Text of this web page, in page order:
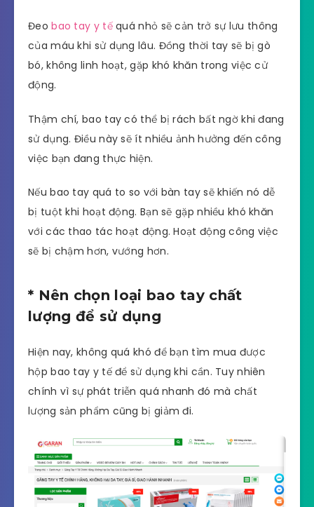
Đeobao tay y tếquá nhỏ sẽ cản trở sự lưu thông
của máu khi sử dụng lâu. Đồng thời tay sẽ bị gò
bó, không linh hoạt, gặp khó khăn trong việc cử
động.
Thậm chí, bao tay có thể bị rách bất ngờ khi đang
sử dụng. Điều này sẽ ít nhiều ảnh hưởng đến công
việc bạn đang thực hiện.
Nếu bao tay quá to so với bàn tay sẽ khiến nó dễ
bị tuột khi hoạt động. Bạn sẽ gặp nhiều khó khăn
với các thao tác hoạt động. Hoạt động công việc
sẽ bị chậm hơn, vướng hơn.
* Nên chọn loại bao tay chất
lượng để sử dụng
Hiện nay, không quá khó để bạn tìm mua được
hộp bao tay y tế để sử dụng khi cần. Tuy nhiên
chính vì sự phát triễn quá nhanh đó mà chất
lượng sản phẩm cũng bị giảm đi.